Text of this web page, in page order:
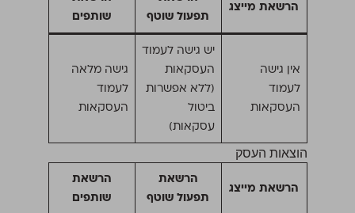
הרשאת מייצג
תפעול שוטף
שותפים
אין גישה
לעמוד
העסקאות
יש גישה לעמוד
העסקאות
(ללא אפשרות
ביטול
עסקאות)
גישה מלאה
לעמוד
העסקאות
הוצאות העסק
הרשאת מייצג
הרשאת
תפעול שוטף
הרשאת
שותפים